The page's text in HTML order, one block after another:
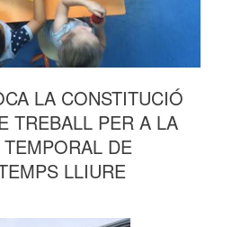
LA CONSTITUCIÓ
TREBALL PER A LA
DE
LLIURE